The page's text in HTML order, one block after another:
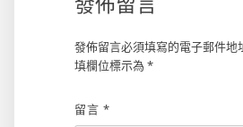
發佈留言必須填寫的電子郵件地
填欄位標示為 *
留言 *